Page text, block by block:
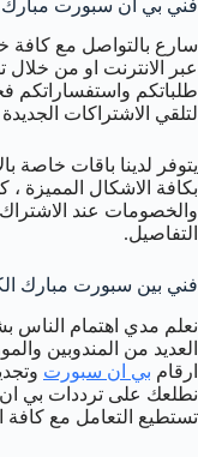
فني بي ان سبورت مبارك
سارع بالتواصل مع كافة
عبر الانترنت او من خلال
لتلقي الاشتراكات
يتوفر لدينا باقات خاصة
بكافة الاشكال المميزة ،
والخصومات عند
التفاصيل.
فني بين سبورت مبارك
نعلم مدي اهتمام الناس
العديد من المندوبين
ارقام بي ان سبورت
نطلعك على ترددات بي
تستطيع التعامل مع كافة